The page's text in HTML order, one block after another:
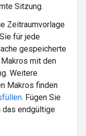
Sitzung.
Zeitraumvorlage
für jede
gespeicherte
mit den
Weitere
Makros finden
. Fügen Sie
das endgültige